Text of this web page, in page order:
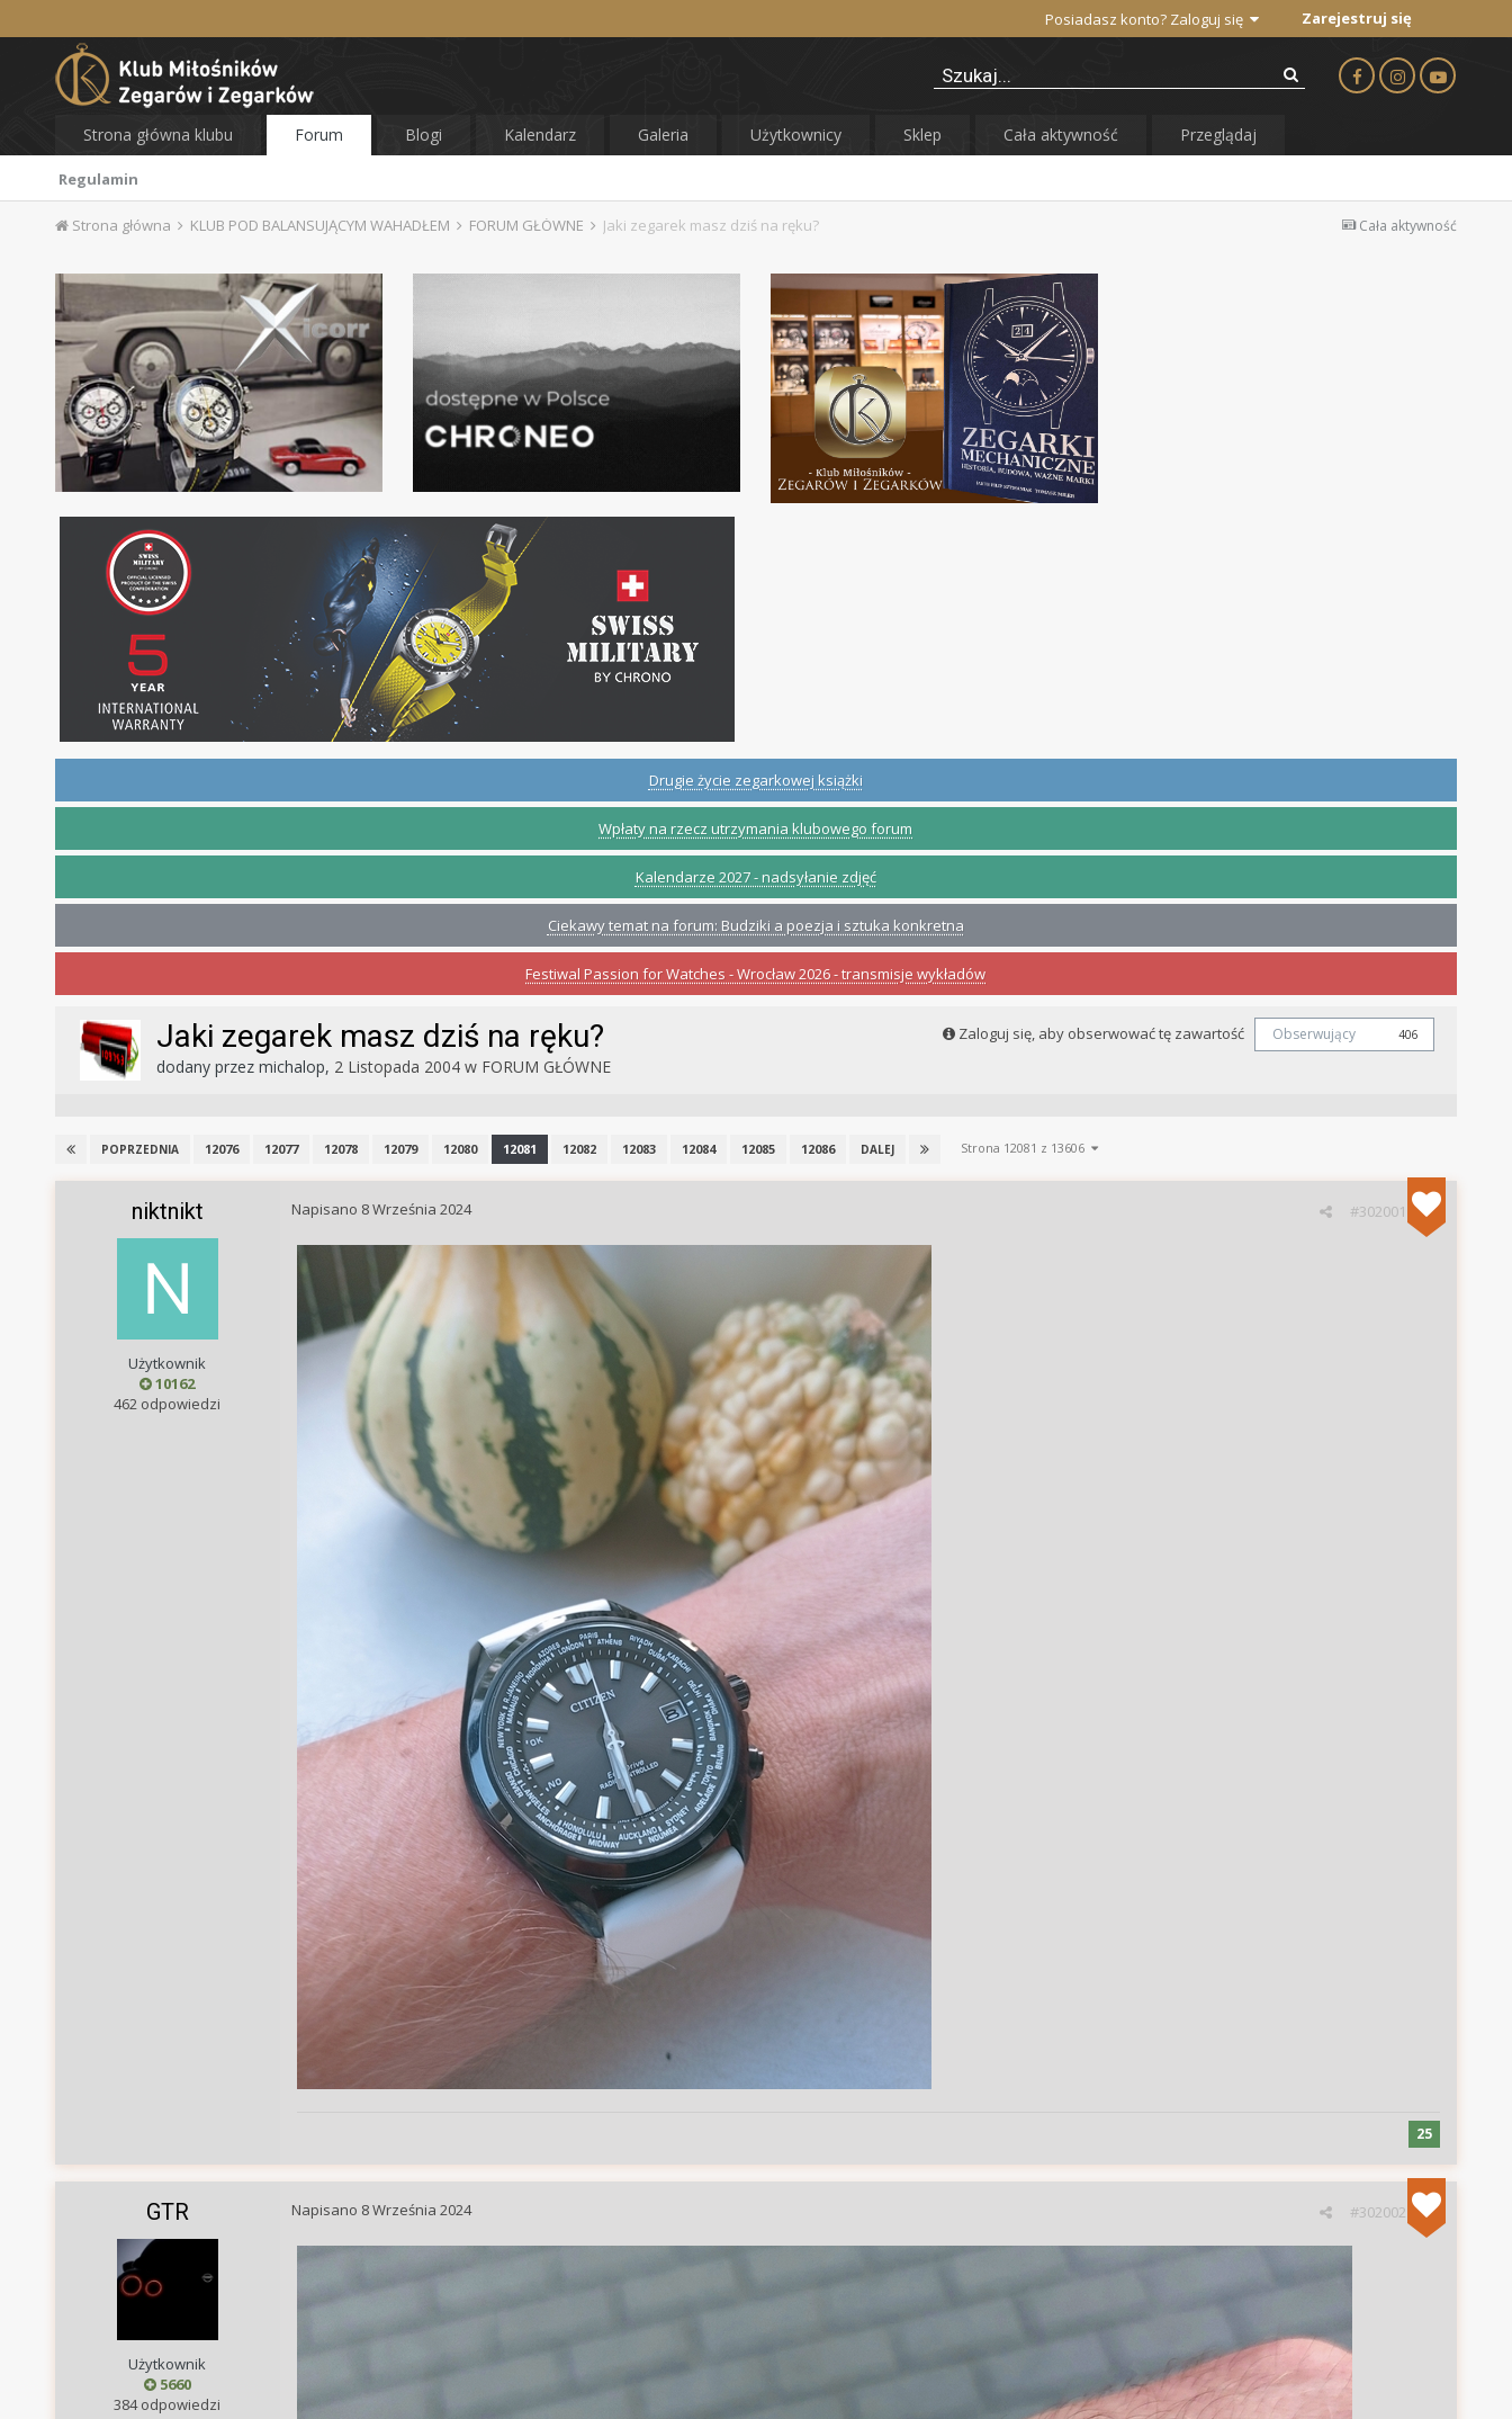
Posiadasz konto? Zaloguj się Zarejestruj się
Strona główna klubu Forum
Regulamin
Blogi Kalendarz Galeria Użytkownicy Sklep Cała aktywność Przeglądaj
Cała aktywność
Strona główna KLUB POD BALANSUJĄCYM WAHADŁEM FORUM GŁÓWNE Jaki zegarek masz dziś na ręku?
Drugie życie zegarkowej książki
Wpłaty na rzecz utrzymania klubowego forum
Kalendarze 2027 - nadsyłanie zdjęć
Ciekawy temat na forum: Budziki a poezja i sztuka konkretna
Festiwal Passion for Watches - Wrocław 2026 - transmisje wykładów
Zaloguj się, aby obserwować tę zawartość Obserwujący 406
Jaki zegarek masz dziś na ręku?
dodany przez michalop, 2 Listopada 2004w FORUM GŁÓWNE
POPRZEDNIA 12076 12077 12078 12079 12080 12081 12082 12083 12084 12085 12086 DALEJ Strona 12081 z 13606
niktnikt
Użytkownik
10162
462 odpowiedzi
#302001
Napisano 8 Września 2024
25
GTR
Użytkownik
5660
384 odpowiedzi
#302002
Napisano 8 Września 2024